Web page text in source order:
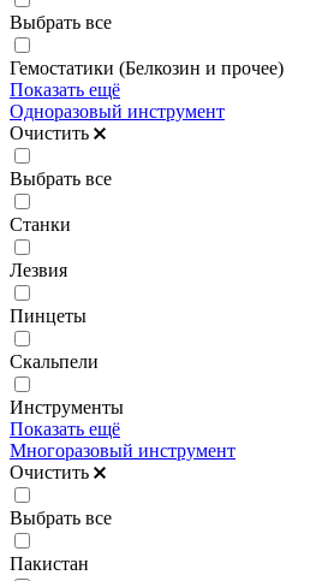
Выбрать все
Гемостатики (Белкозин и прочее)
Показать ещё
Одноразовый инструмент
Очистить
Выбрать все
Станки
Лезвия
Пинцеты
Скальпели
Инструменты
Показать ещё
Многоразовый инструмент
Очистить
Выбрать все
Пакистан